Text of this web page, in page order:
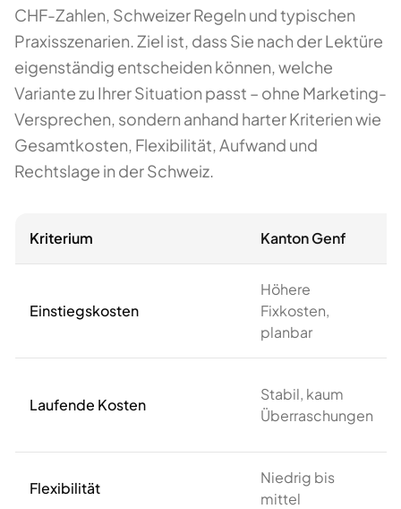
CHF-Zahlen, Schweizer Regeln und typischen
Praxisszenarien. Ziel ist, dass Sie nach der Lektüre
eigenständig entscheiden können, welche
Variante zu Ihrer Situation passt – ohne Marketing-
Versprechen, sondern anhand harter Kriterien wie
Gesamtkosten, Flexibilität, Aufwand und
Rechtslage in der Schweiz.
Kriterium Kanton Genf
Einstiegskosten
Höhere
Fixkosten,
planbar
Laufende Kosten
Stabil, kaum
Überraschungen
Flexibilität
Niedrig bis
mittel